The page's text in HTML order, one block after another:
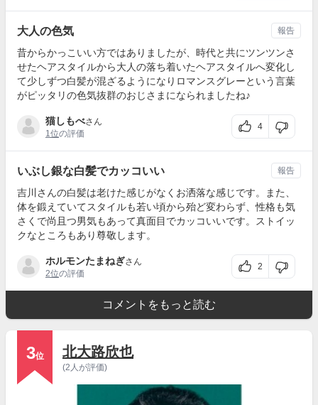
大人の色気
昔からかっこいい方ではありましたが、時代と共にツンツンさ
せたヘアスタイルから大人の落ち着いたヘアスタイルへ変化し
て少しずつ白髪が混ざるようになりロマンスグレーという言葉
がピッタリの色気抜群のおじさまになられましたね♪
猫しもべさん
1位の評価
4
報告
いぶし銀な白髪でカッコいい
吉川さんの白髪は老けた感じがなくお洒落な感じです。また、
体を鍛えていてスタイルも若い頃から殆ど変わらず、性格も気
さくで尚且つ男気もあって真面目でカッコいいです。ストイッ
クなところもあり尊敬します。
ホルモンたまねぎさん
2位の評価
2
報告
コメントをもっと読む
3位 北大路欣也
(2人が評価)